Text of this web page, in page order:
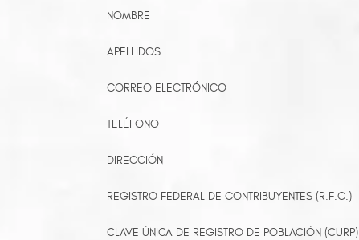
NOMBRE
APELLIDOS
CORREO ELECTRÓNICO
TELÉFONO
DIRECCIÓN
REGISTRO FEDERAL DE CONTRIBUYENTES (R.F.C.)
CLAVE ÚNICA DE REGISTRO DE POBLACIÓN (CURP)